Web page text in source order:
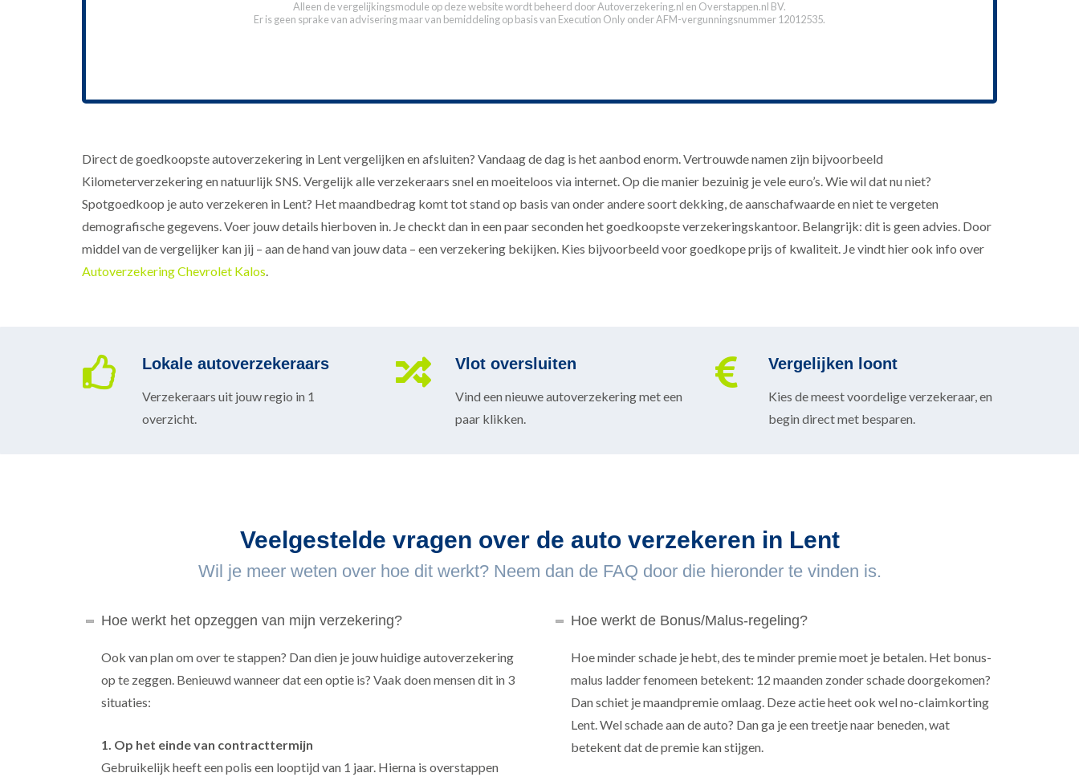
Alleen de vergelijkingsmodule op deze website wordt beheerd doorAutoverzekering.nl en Overstappen.nl BV.
Er is geen sprake van advisering maar van bemiddeling op basis van Execution Only onder AFM-vergunningsnummer 12012535.
Direct de goedkoopste autoverzekering in Lent vergelijken en afsluiten? Vandaag de dag is het aanbod enorm. Vertrouwde namen zijn bijvoorbeeld
Kilometerverzekering en natuurlijk SNS. Vergelijk alle verzekeraars snel en moeiteloos via internet. Op die manier bezuinig je vele euro’s. Wie wil dat nu niet?
Spotgoedkoop je auto verzekeren in Lent? Het maandbedrag komt tot stand op basis van onder andere soort dekking, de aanschafwaarde en niet te vergeten
demografische gegevens. Voer jouw details hierboven in. Je checkt dan in een paar seconden het goedkoopste verzekeringskantoor. Belangrijk: dit is geen advies. Door
middel van de vergelijker kan jij – aan de hand van jouw data – een verzekering bekijken. Kies bijvoorbeeld voor goedkope prijs of kwaliteit. Je vindt hier ook info over
Autoverzekering Chevrolet Kalos.
Lokale autoverzekeraars
Verzekeraars uit jouw regio in 1
overzicht.
Vlot oversluiten
Vind een nieuwe autoverzekering met een
paar klikken.
Vergelijken loont
Kies de meest voordelige verzekeraar, en
begin direct met besparen.
Veelgestelde vragen over de auto verzekeren in Lent
Wil je meer weten over hoe dit werkt? Neem dan de FAQ door die hieronder te vinden is.
Hoe werkt het opzeggen van mijn verzekering?
Ook van plan om over te stappen? Dan dien je jouw huidige autoverzekering
op te zeggen. Benieuwd wanneer dat een optie is? Vaak doen mensen dit in 3
situaties:
1. Op het einde van contracttermijn
Gebruikelijk heeft een polis een looptijd van 1 jaar. Hierna is overstappen
Hoe werkt de Bonus/Malus-regeling?
Hoe minder schade je hebt, des te minder premie moet je betalen. Het bonus-
malus ladder fenomeen betekent: 12 maanden zonder schade doorgekomen?
Dan schiet je maandpremie omlaag. Deze actie heet ook wel no-claimkorting
Lent. Wel schade aan de auto? Dan ga je een treetje naar beneden, wat
betekent dat de premie kan stijgen.